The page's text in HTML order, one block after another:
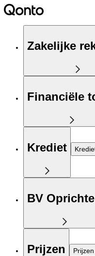
Zakelijke
Financiële
Krediet
BV
Prijzen Prijzen